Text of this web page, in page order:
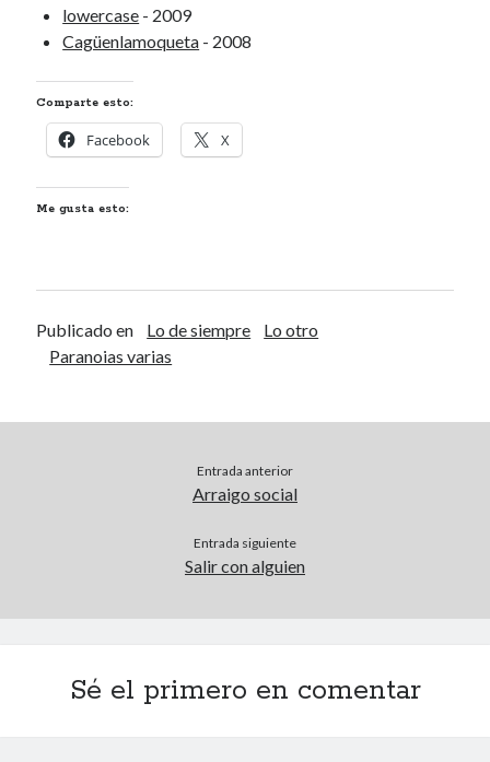
Tienen algo que decir:
Calítoe.:.enMI HÁMSTER
Renegibertaguen
Calítoe.:.en
María Gripe
Calítoe.:.enMaría Gripe
DanielaenMaría Gripe
POSTMODERNIDAD
INTELECTUALIDAD ÍNTIMA
lowercase - 2009
Cagüenlamoqueta - 2008
Comparte esto:
Facebook X
Me gusta esto:
Publicado en Lo de siempre
Lo otro
Paranoias varias
Entrada anterior
Arraigo social
Entrada siguiente
Salir con alguien
Sé el primero en comentar